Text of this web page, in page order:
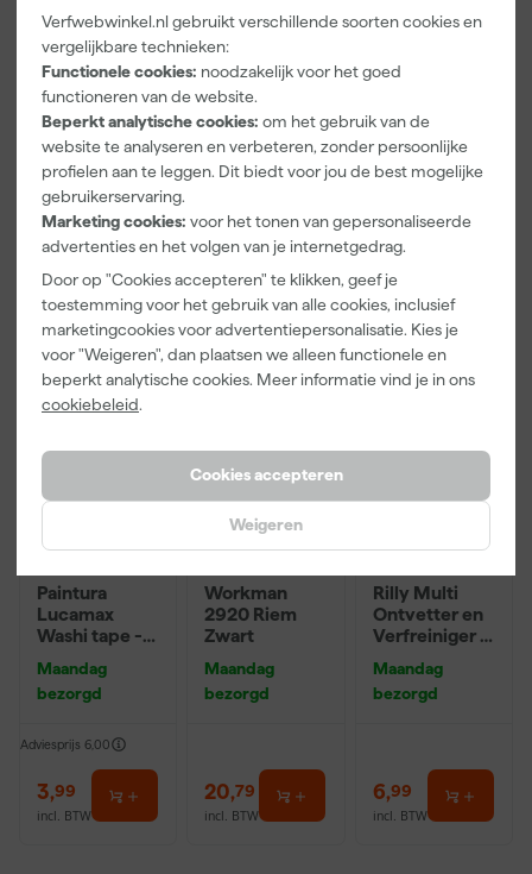
Verfwebwinkel.nl gebruikt verschillende soorten cookies en
vergelijkbare technieken:
Functionele cookies: noodzakelijk voor het goed
functioneren van de website.
Beperkt analytische cookies: om het gebruik van de
website te analyseren en verbeteren, zonder persoonlijke
profielen aan te leggen. Dit biedt voor jou de best mogelijke
gebruikerservaring.
Marketing cookies: voor het tonen van gepersonaliseerde
advertenties en het volgen van je internetgedrag.
Door op "Cookies accepteren" te klikken, geef je
toestemming voor het gebruik van alle cookies, inclusief
marketingcookies voor advertentiepersonalisatie. Kies je
voor "Weigeren", dan plaatsen we alleen functionele en
beperkt analytische cookies. Meer informatie vind je in ons
cookiebeleid.
Cookies accepteren
Weigeren
poloshirt is een praktische keuze wanneer je er representatief uit
wilt zien op de werkvloer.
Geslacht
Unisex
Maat
Materiaal
Pasvorm
Type werkkleding Polo
Bekijk alle kenmerken
Vaak gekocht met
Paintura
Lucamax
Washi tape -
Maandag
bezorgd
Adviesprijs 6,00
3,99
incl. BTW
Kassakorting
Workman
2920 Riem
Zwart
Maandag
bezorgd
20,79
incl. BTW
Onze Top 10
Rilly Multi
Ontvetter en
Verfreiniger –
Maandag
bezorgd
6,99
incl. BTW